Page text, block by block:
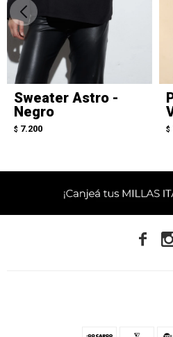
Sweater Astro -
Negro
$ 7.200 $
